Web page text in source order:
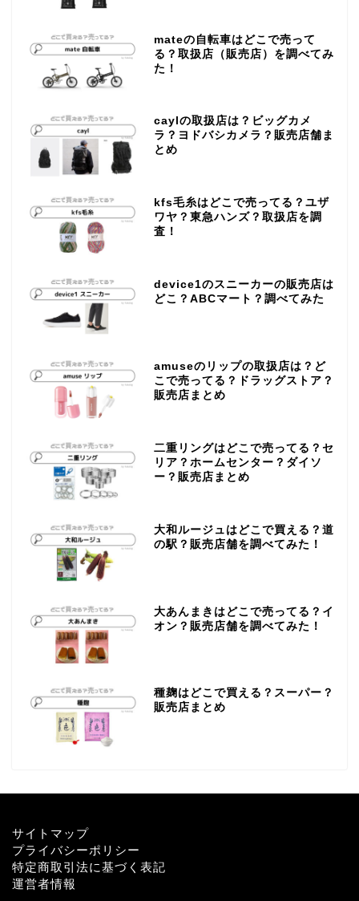
mateの自転車はどこで売って
る？取扱店（販売店）を調べてみ
た！
caylの取扱店は？ビッグカメ
ラ？ヨドバシカメラ？販売店舗ま
とめ
kfs毛糸はどこで売ってる？ユザ
ワヤ？東急ハンズ？取扱店を調
査！
device1のスニーカーの販売店は
どこ？ABCマート？調べてみた
amuseのリップの取扱店は？ど
こで売ってる？ドラッグストア？
販売店まとめ
二重リングはどこで売ってる？セ
リア？ホームセンター？ダイソ
ー？販売店まとめ
大和ルージュはどこで買える？道
の駅？販売店舗を調べてみた！
大あんまきはどこで売ってる？イ
オン？販売店舗を調べてみた！
種麹はどこで買える？スーパー？
販売店まとめ
サイトマップ
プライバシーポリシー
特定商取引法に基づく表記
運営者情報